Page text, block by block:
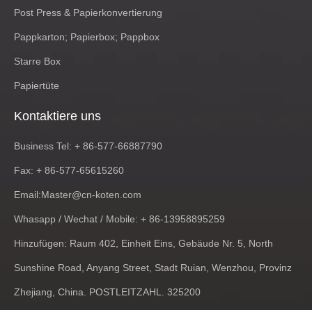
Post Press & Papierkonvertierung
Pappkarton; Papierbox; Pappbox
Starre Box
Papiertüte
Kontaktiere uns
Business Tel: + 86-577-66887790
Fax: + 86-577-65615260
Email:Master@cn-koten.com
Whasapp / Wechat / Mobile: + 86-13958895259
Hinzufügen: Raum 402, Einheit Eins, Gebäude Nr. 5, North
Sunshine Road, Anyang Street, Stadt Ruian, Wenzhou, Provinz
Zhejiang, China. POSTLEITZAHL. 325200